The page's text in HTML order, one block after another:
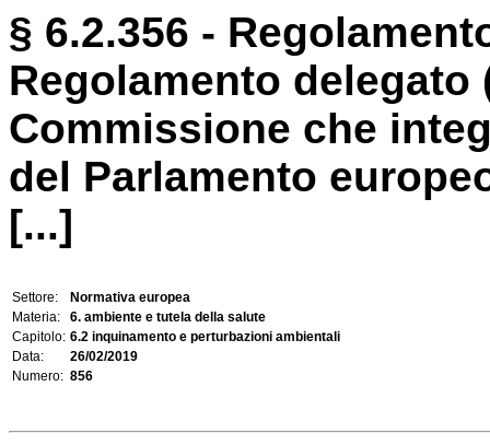
§ 6.2.356 -
Regolamento delegato
Commissione che
del Parlamento
[...]
Settore:
Normativa europea
Materia:
6. ambiente e tutela della salute
Capitolo: 6.2 inquinamento e perturbazioni ambientali
Data:
26/02/2019
Numero: 856